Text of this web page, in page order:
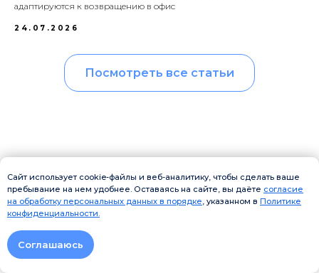
Сайт использует cookie-файлы и веб-аналитику, чтобы сделать ваше
пребывание на нем удобнее. Оставаясь на сайте, вы даёте согласие
на обработку персональных данных в порядке, указанном в Политике
конфиденциальности.
Соглашаюсь
адаптируются к возвращению в офис
24.07.2026
Посмотреть все статьи
ПОЛЕЗНЫЕ СТАТЬИ